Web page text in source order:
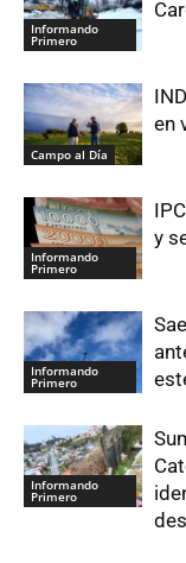
Informando
Primero
Campo al Día
en
Informando
Primero
y
Informando
Primero
Informando
Primero